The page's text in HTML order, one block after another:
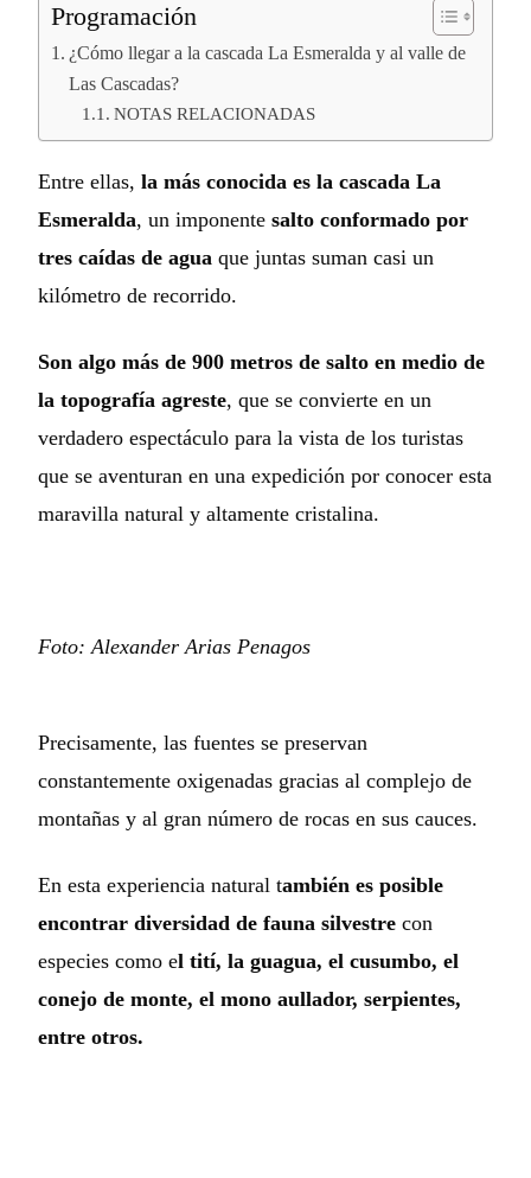
Programación
¿Cómo llegar a la cascada La Esmeralda y al valle de
Las Cascadas?
NOTAS RELACIONADAS
Entre ellas, la más conocida es la cascada La
Esmeralda, un imponente salto conformado por
tres caídas de agua que juntas suman casi un
kilómetro de recorrido.
Son algo más de 900 metros de salto en medio de
la topografía agreste, que se convierte en un
verdadero espectáculo para la vista de los turistas
que se aventuran en una expedición por conocer esta
maravilla natural y altamente cristalina.
Foto: Alexander Arias Penagos
Precisamente, las fuentes se preservan
constantemente oxigenadas gracias al complejo de
montañas y al gran número de rocas en sus cauces.
En esta experiencia natural también es posible
encontrar diversidad de fauna silvestre con
especies como el tití, la guagua, el cusumbo, el
conejo de monte, el mono aullador, serpientes,
entre otros.